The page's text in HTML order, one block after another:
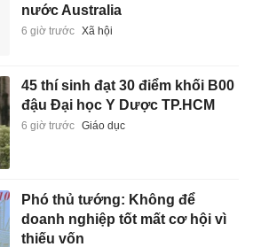
nước Australia
6 giờ trước Xã hội
45 thí sinh đạt 30 điểm khối B00
đậu Đại học Y Dược TP.HCM
6 giờ trước Giáo dục
Phó thủ tướng: Không để
doanh nghiệp tốt mất cơ hội vì
thiếu vốn